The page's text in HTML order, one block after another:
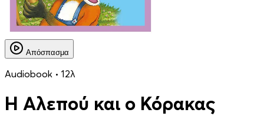
Απόσπασμα
Audiobook • 12λ
Η Αλεπού και ο Κόρακας